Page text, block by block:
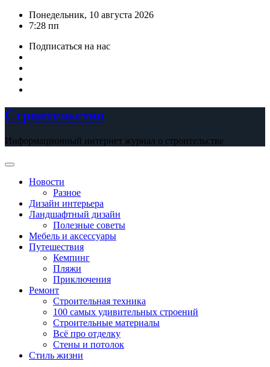
ПерейтиПонедельник, 10 августа 2026
7:28 пп
Подписаться на нас
Строительство
Информационный интернет журнал о строительстве
Новости
Разное
Дизайн интерьера
Ландшафтный дизайн
Полезные советы
Мебель и аксессуары
Путешествия
Кемпинг
Пляжи
Приключения
Ремонт
Строительная техника
100 самых удивительных строений
Строительные материалы
Всё про отделку
Стены и потолок
Стиль жизни